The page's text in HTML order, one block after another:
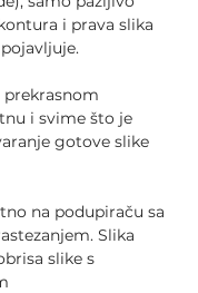
i prava slika
prekrasnom
i svime što je
gotove slike
na podupiraču sa
Slika
slike s